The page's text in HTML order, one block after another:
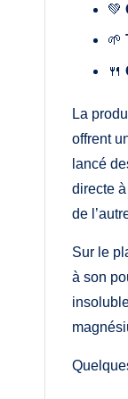
💚
🌱
🍴
La
offrent
lancé
directe
de
Sur le
à son